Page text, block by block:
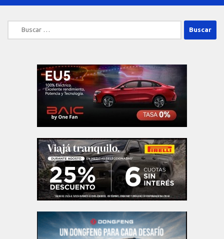
Buscar: